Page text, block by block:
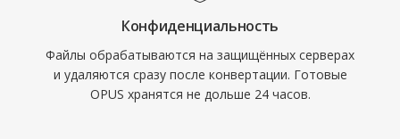
Конфиденциальность
Файлы обрабатываются на защищённых серверах
и удаляются сразу после конвертации. Готовые
OPUS хранятся не дольше 24 часов.